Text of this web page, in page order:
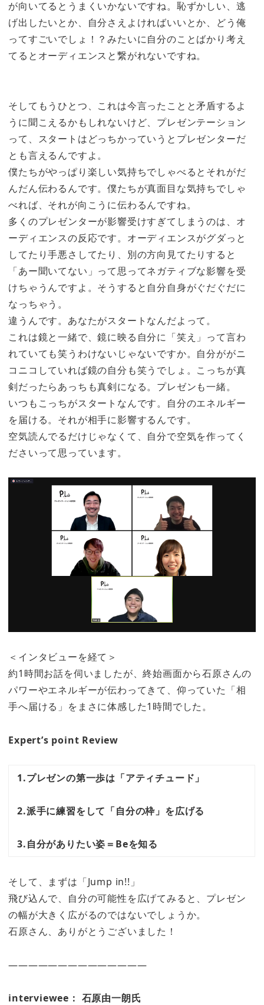
が向いてるとうまくいかないですね。恥ずかしい、逃
げ出したいとか、自分さえよければいいとか、どう俺
ってすごいでしょ！？みたいに自分のことばかり考え
てるとオーディエンスと繋がれないですね。
そしてもうひとつ、これは今言ったことと矛盾するよ
うに聞こえるかもしれないけど、プレゼンテーション
って、スタートはどっちかっていうとプレゼンターだ
とも言えるんですよ。
僕たちがやっぱり楽しい気持ちでしゃべるとそれがだ
んだん伝わるんです。僕たちが真面目な気持ちでしゃ
べれば、それが向こうに伝わるんですね。
多くのプレゼンターが影響受けすぎてしまうのは、オ
ーディエンスの反応です。オーディエンスがグダっと
してたり手悪さしてたり、別の方向見てたりすると
「あー聞いてない」って思ってネガティブな影響を受
けちゃうんですよ。そうすると自分自身がぐだぐだに
なっちゃう。
違うんです。あなたがスタートなんだよって。
これは鏡と一緒で、鏡に映る自分に「笑え」って言わ
れていても笑うわけないじゃないですか。自分ががニ
コニコしていれば鏡の自分も笑うでしょ。こっちが真
剣だったらあっちも真剣になる。プレゼンも一緒。
いつもこっちがスタートなんです。自分のエネルギー
を届ける。それが相手に影響するんです。
空気読んでるだけじゃなくて、自分で空気を作ってく
ださいって思っています。
＜インタビューを経て＞
約1時間お話を伺いましたが、終始画面から石原さんの
パワーやエネルギーが伝わってきて、仰っていた「相
手へ届ける」をまさに体感した1時間でした。
Expert’s point Review
1.プレゼンの第一歩は「アティチュード」
2.派手に練習をして「自分の枠」を広げる
3.自分がありたい姿＝Beを知る
そして、まずは「Jump in!!」
飛び込んで、自分の可能性を広げてみると、プレゼン
の幅が大きく広がるのではないでしょうか。
石原さん、ありがとうございました！
——————————————
interviewee： 石原由一朗氏